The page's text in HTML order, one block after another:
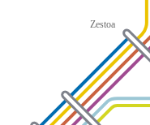
Zestoa